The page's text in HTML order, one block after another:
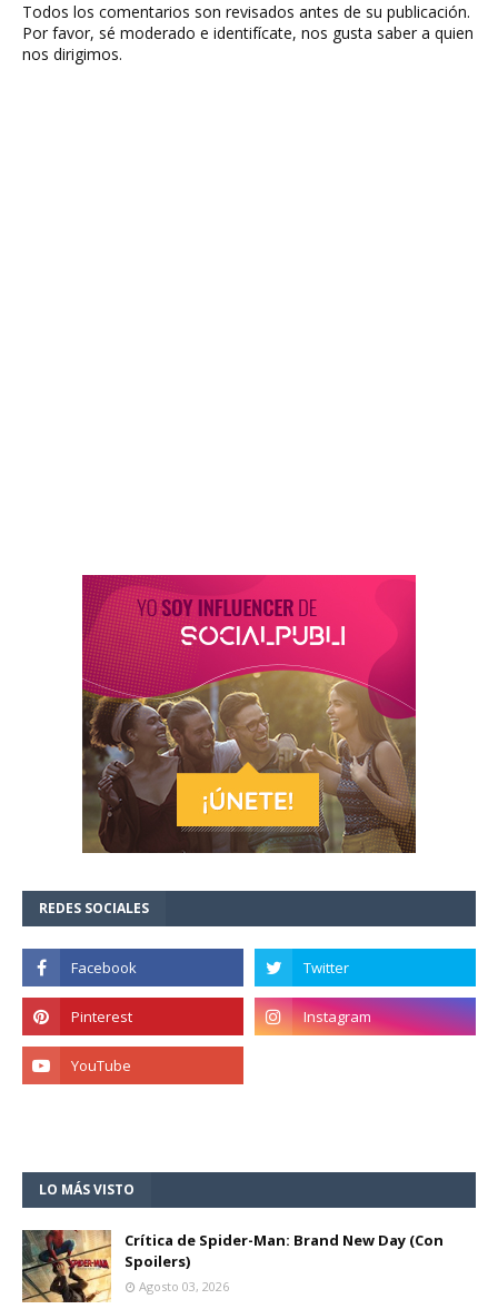
Todos los comentarios son revisados antes de su publicación.
Por favor, sé moderado e identifícate, nos gusta saber a quien
nos dirigimos.
REDES SOCIALES
LO MÁS VISTO
Crítica de Spider-Man: Brand New Day (Con
Spoilers)
Agosto 03, 2026